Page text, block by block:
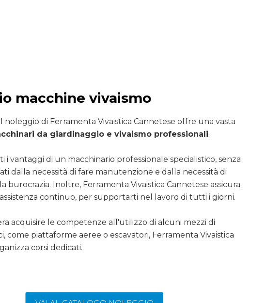
macchine vivaismo
noleggio di Ferramenta Vivaistica Cannetese offre una vasta
da giardinaggio e vivaismo professionali.
i vantaggi di un macchinario professionale specialistico, senza
dalla necessità di fare manutenzione e dalla necessità di
burocrazia. Inoltre, Ferramenta Vivaistica Cannetese assicura
continuo, per supportarti nel lavoro di tutti i giorni.
acquisire le competenze all'utilizzo di alcuni mezzi di
come piattaforme aeree o escavatori, Ferramenta Vivaistica
corsi dedicati.